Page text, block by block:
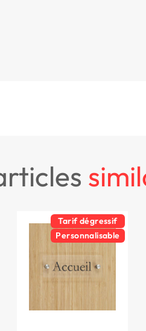
Tarif dégressif
Personnalisable